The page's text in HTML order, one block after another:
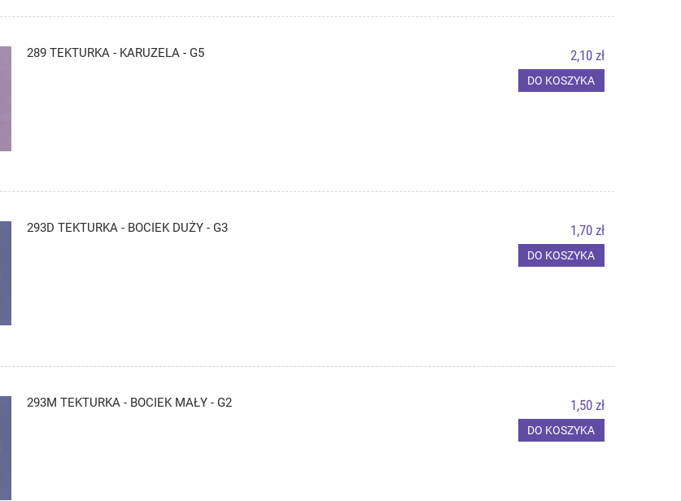
289 TEKTURKA - KARUZELA - G5 2,10 zł
DO KOSZYKA
293D TEKTURKA - BOCIEK DUŻY - G3 1,70 zł
DO KOSZYKA
293M TEKTURKA - BOCIEK MAŁY - G2 1,50 zł
DO KOSZYKA